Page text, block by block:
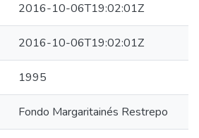
2016-10-06T19:02:01Z
2016-10-06T19:02:01Z
1995
Fondo Margaritainés Restrepo